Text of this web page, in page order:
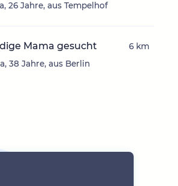
26 Jahre, aus Tempelhof
Mama gesucht
38 Jahre, aus Berlin
6 km